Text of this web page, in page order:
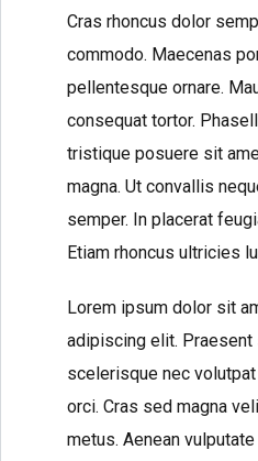
Cras rhoncus dolor
commodo. Maecenas
pellentesque ornare.
consequat tortor.
tristique posuere sit
magna. Ut convallis
semper. In placerat
Etiam rhoncus ultricies
Lorem ipsum dolor sit
adipiscing elit. Praesent
scelerisque nec
orci. Cras sed magna
metus. Aenean